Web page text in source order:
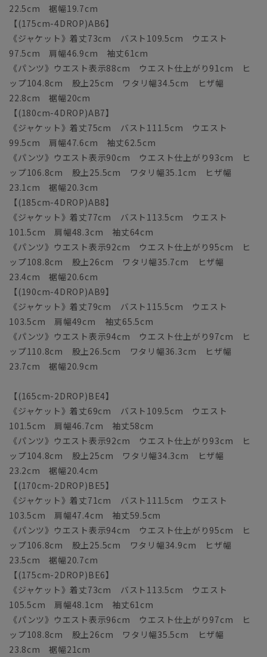
22.5cm 裾幅19.7cm
【(175cm-4DROP)AB6】
《ジャケット》着丈73cm バスト109.5cm ウエスト
97.5cm 肩幅46.9cm 袖丈61cm
《パンツ》ウエスト表示88cm ウエスト仕上がり91cm ヒ
ップ104.8cm 股上25cm ワタリ幅34.5cm ヒザ幅
22.8cm 裾幅20cm
【(180cm-4DROP)AB7】
《ジャケット》着丈75cm バスト111.5cm ウエスト
99.5cm 肩幅47.6cm 袖丈62.5cm
《パンツ》ウエスト表示90cm ウエスト仕上がり93cm ヒ
ップ106.8cm 股上25.5cm ワタリ幅35.1cm ヒザ幅
23.1cm 裾幅20.3cm
【(185cm-4DROP)AB8】
《ジャケット》着丈77cm バスト113.5cm ウエスト
101.5cm 肩幅48.3cm 袖丈64cm
《パンツ》ウエスト表示92cm ウエスト仕上がり95cm ヒ
ップ108.8cm 股上26cm ワタリ幅35.7cm ヒザ幅
23.4cm 裾幅20.6cm
【(190cm-4DROP)AB9】
《ジャケット》着丈79cm バスト115.5cm ウエスト
103.5cm 肩幅49cm 袖丈65.5cm
《パンツ》ウエスト表示94cm ウエスト仕上がり97cm ヒ
ップ110.8cm 股上26.5cm ワタリ幅36.3cm ヒザ幅
23.7cm 裾幅20.9cm
【(165cm-2DROP)BE4】
《ジャケット》着丈69cm バスト109.5cm ウエスト
101.5cm 肩幅46.7cm 袖丈58cm
《パンツ》ウエスト表示92cm ウエスト仕上がり93cm ヒ
ップ104.8cm 股上25cm ワタリ幅34.3cm ヒザ幅
23.2cm 裾幅20.4cm
【(170cm-2DROP)BE5】
《ジャケット》着丈71cm バスト111.5cm ウエスト
103.5cm 肩幅47.4cm 袖丈59.5cm
《パンツ》ウエスト表示94cm ウエスト仕上がり95cm ヒ
ップ106.8cm 股上25.5cm ワタリ幅34.9cm ヒザ幅
23.5cm 裾幅20.7cm
【(175cm-2DROP)BE6】
《ジャケット》着丈73cm バスト113.5cm ウエスト
105.5cm 肩幅48.1cm 袖丈61cm
《パンツ》ウエスト表示96cm ウエスト仕上がり97cm ヒ
ップ108.8cm 股上26cm ワタリ幅35.5cm ヒザ幅
23.8cm 裾幅21cm